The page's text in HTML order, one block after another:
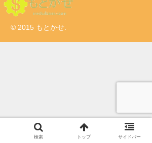
© 2015 もとかせ.
検索 トップ サイドバー